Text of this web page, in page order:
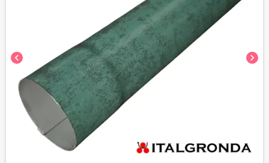
chevron_left chevron_right